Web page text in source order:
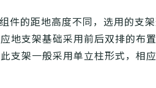
件的距地高度不同，选用的支
地支架基础采用前后双排的布
支架一般采用单立柱形式，相